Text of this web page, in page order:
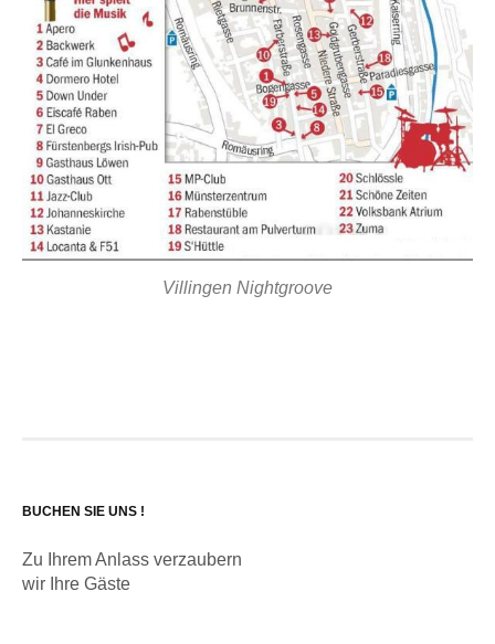
Villingen Nightgroove
BUCHEN SIE UNS !
Zu Ihrem Anlass verzaubern
wir Ihre Gäste